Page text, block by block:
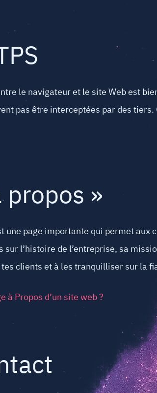
le navigateur et le site Web est
pas être interceptées par des
propos »
une page importante qui permet
l’histoire de l’entreprise, sa
clients et à les tranquilliser sur la
à Propos d’un site web ?